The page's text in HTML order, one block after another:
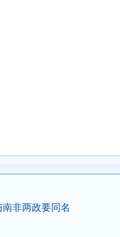
非两政要同名